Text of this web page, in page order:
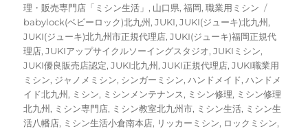
リ
ー
理・販売専門店「ミシン生活」 , 山口県,福岡,職業用ミシン
babylock(ベビーロック)北九州 ,JUKI,JUKI(ジューキ)北九州 ,
JUKI(ジューキ)北九州市正規代理店,JUKI(ジューキ)福岡正規代
理店,JUKIアップサイクルソーイングスタジオ,JUKIミシン,
JUKI優良販売店認定,JUKI北九州 ,JUKI正規代理店,JUKI職業用
ミシン, ジャノメミシン, シンガーミシン,ハンドメイド,ハンドメ
イド北九州 , ミシン, ミシンメンテナンス, ミシン修理, ミシン修理
北九州 , ミシン専門店, ミシン教室北九州市, ミシン生活, ミシン生
活八幡店, ミシン生活小倉南本店, リッカーミシン, ロックミシン,